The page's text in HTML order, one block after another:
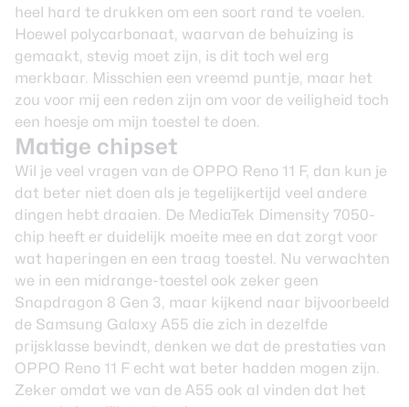
heel hard te drukken om een soort rand te voelen.
Hoewel polycarbonaat, waarvan de behuizing is
gemaakt, stevig moet zijn, is dit toch wel erg
merkbaar. Misschien een vreemd puntje, maar het
zou voor mij een reden zijn om voor de veiligheid toch
een hoesje om mijn toestel te doen.
Matige chipset
Wil je veel vragen van de OPPO Reno 11 F, dan kun je
dat beter niet doen als je tegelijkertijd veel andere
dingen hebt draaien. De MediaTek Dimensity 7050-
chip heeft er duidelijk moeite mee en dat zorgt voor
wat haperingen en een traag toestel. Nu verwachten
we in een midrange-toestel ook zeker geen
Snapdragon 8 Gen 3, maar kijkend naar bijvoorbeeld
de Samsung Galaxy A55 die zich in dezelfde
prijsklasse bevindt, denken we dat de prestaties van
OPPO Reno 11 F echt wat beter hadden mogen zijn.
Zeker omdat we van de A55 ook al vinden dat het